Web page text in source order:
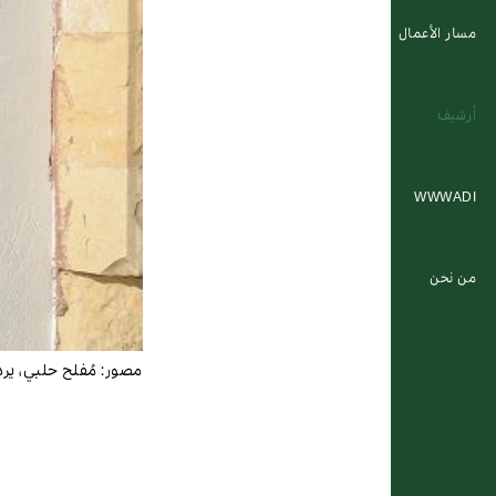
مسار الأعمال
أرشيف
WWWADI
من نحن
مصور:مُفلح حلبي،